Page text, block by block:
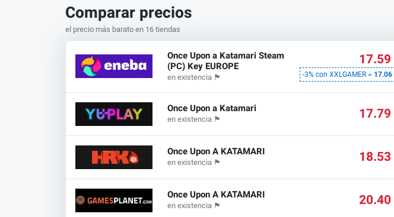
Comparar precios
el precio más barato en 16 tiendas
Once Upon a Katamari Steam
(PC) Key EUROPE
en existencia 🏴 -3% con XXLGAMER = 17.06
Once Upon a Katamari
en existencia 🏴
Once Upon A KATAMARI
en existencia 🏴
Once Upon A KATAMARI
en existencia 🏴 20.40